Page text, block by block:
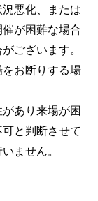
悪化、または
が困難な場合
ございます。
をお断りする場
あり来場が困
と判断させて
ません。